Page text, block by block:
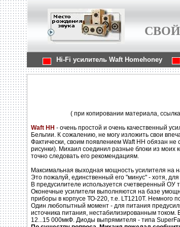
Hi-Fi усилитель Waft Homehoney
( при копировании материала, ссылка на
Waft HH - очень простой и очень качественный
Бельгии. К сожалению, не могу изложить свои
Фактически, своим появлением Waft HH обязан
рисунки). Михаил соединил разные блоки из моих
точно следовать его рекомендациям.
Максимальная выходная мощность усилителя на
Это пожалуй, единственный его "минус" - хотя,
В предусилителе используется счетверенный
Оконечные усилители выполняются на базе
приборы в корпусе ТО-220, т.е. LT1210T. Немного
Один любопытный момент - для питания
источника питания, нестабилизированным
12...15 000мкФ. Диоды выпрямителя - типа